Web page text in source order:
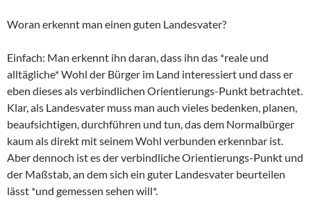
Woran erkennt man einen guten Landesvater?
Einfach: Man erkennt ihn daran, dass ihn das *reale und
alltägliche* Wohl der Bürger im Land interessiert und dass er
eben dieses als verbindlichen Orientierungs-Punkt betrachtet.
Klar, als Landesvater muss man auch vieles bedenken, planen,
beaufsichtigen, durchführen und tun, das dem Normalbürger
kaum als direkt mit seinem Wohl verbunden erkennbar ist.
Aber dennoch ist es der verbindliche Orientierungs-Punkt und
der Maßstab, an dem sich ein guter Landesvater beurteilen
lässt *und gemessen sehen will*.